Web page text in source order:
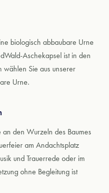
biologisch abbaubare Urne
Aschekapsel ist in den
wählen Sie aus unserer
Urne.
den Wurzeln des Baumes
am Andachtsplatz
und Trauerrede oder im
ohne Begleitung ist